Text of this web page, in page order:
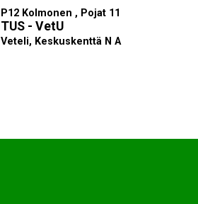
P12 Kolmonen , Pojat 11
TUS - VetU
Veteli, Keskuskenttä N A